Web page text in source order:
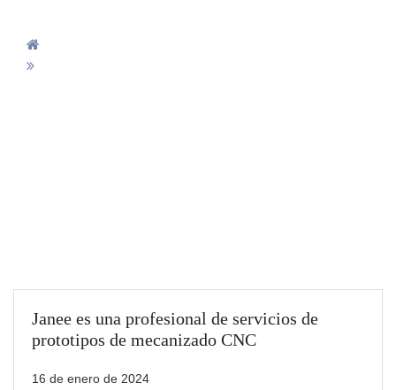
Janee es una profesional de servicios de
prototipos de mecanizado CNC
16 de enero de 2024